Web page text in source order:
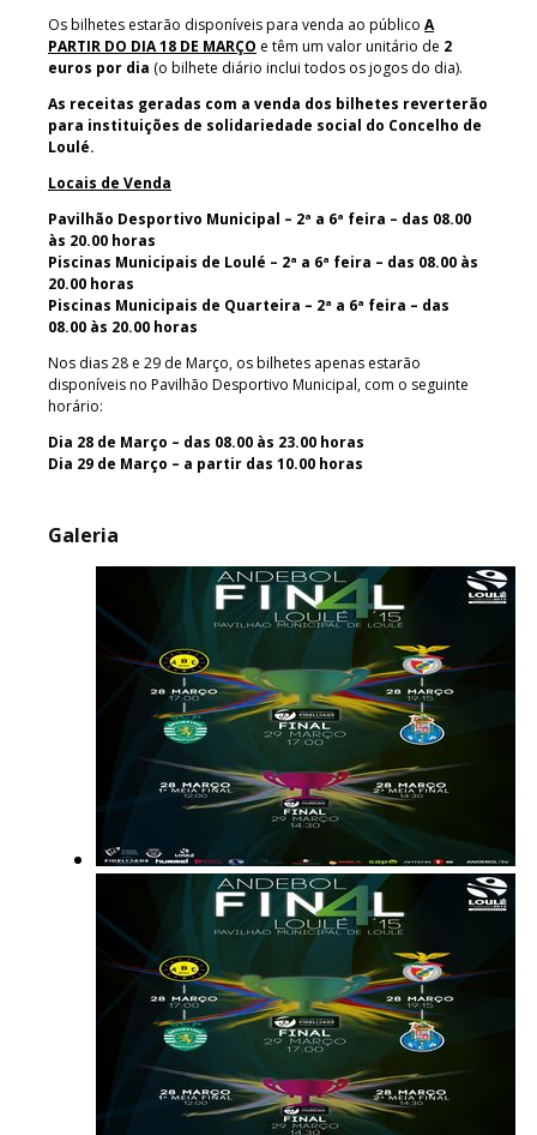
Os bilhetes estarão disponíveis para venda ao público A
PARTIR DO DIA 18 DE MARÇO e têm um valor unitário de 2
euros por dia (o bilhete diário inclui todos os jogos do dia).
As receitas geradas com a venda dos bilhetes reverterão
para instituições de solidariedade social do Concelho de
Loulé.
Locais de Venda
Pavilhão Desportivo Municipal – 2ª a 6ª feira – das 08.00
às 20.00 horas
Piscinas Municipais de Loulé – 2ª a 6ª feira – das 08.00 às
20.00 horas
Piscinas Municipais de Quarteira – 2ª a 6ª feira – das
08.00 às 20.00 horas
Nos dias 28 e 29 de Março, os bilhetes apenas estarão
disponíveis no Pavilhão Desportivo Municipal, com o seguinte
horário:
Dia 28 de Março – das 08.00 às 23.00 horas
Dia 29 de Março – a partir das 10.00 horas
Galeria